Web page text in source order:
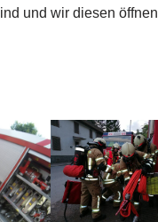
und wir diesen öffnen